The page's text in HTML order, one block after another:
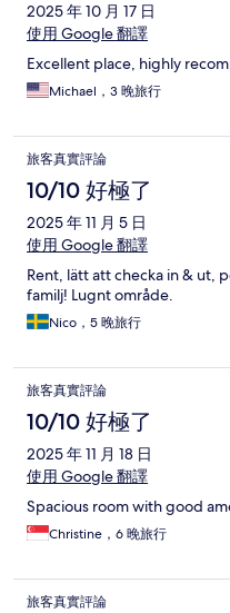
2025 年 10 月 17 日
使用 Google 翻譯
Excellent place, highly
Michael，3 晚旅行
旅客真實評論
10/10 好極了
2025 年 11 月 5 日
使用 Google 翻譯
Rent, lätt att checka in & ut,
familj! Lugnt område.
Nico，5 晚旅行
旅客真實評論
10/10 好極了
2025 年 11 月 18 日
使用 Google 翻譯
Spacious room with good
Christine，6 晚旅行
旅客真實評論